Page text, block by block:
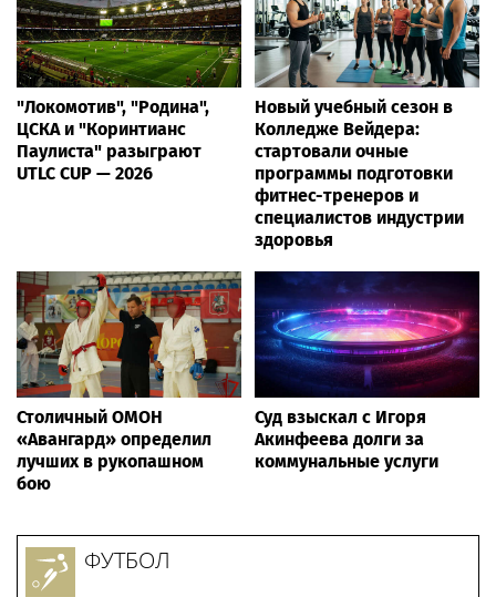
"Локомотив", "Родина",
ЦСКА и "Коринтианс
Паулиста" разыграют
UTLC CUP — 2026
Новый учебный сезон в
Колледже Вейдера:
стартовали очные
программы подготовки
фитнес-тренеров и
специалистов индустрии
здоровья
Столичный ОМОН
«Авангард» определил
лучших в рукопашном
бою
Суд взыскал с Игоря
Акинфеева долги за
коммунальные услуги
ФУТБОЛ